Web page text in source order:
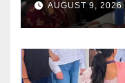
AUGUST 9, 2026